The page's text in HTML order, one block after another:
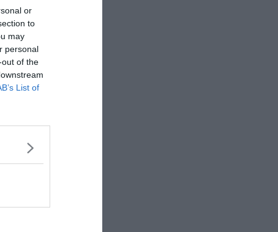
or
to
may
personal
of the
List of